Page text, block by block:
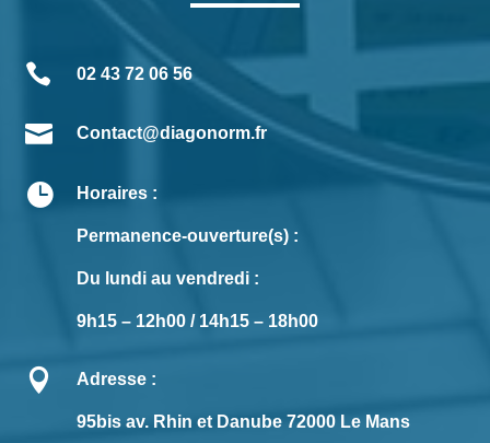
 02 43 72 06 56
 Contact@diagonorm.fr
 Horaires :
Permanence-ouverture(s) :
Du lundi au vendredi :
9h15 – 12h00 / 14h15 – 18h00
 Adresse :
95bis av. Rhin et Danube 72000 Le Mans